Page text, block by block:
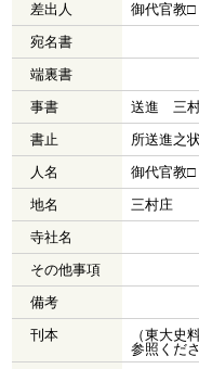
差出人
御代官教□
宛名書
端裏書
事書
送進 三村
書止
所送進之
人名
御代官教□
地名
三村庄
寺社名
その他事項
備考
刊本
（東大史
参照くだ